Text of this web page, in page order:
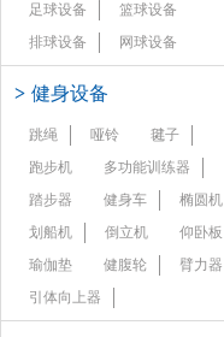
足球设备
篮球设备
排球设备
网球设备
> 健身设备
跳绳 哑铃
毽子
跑步机
多功能训练器
踏步器
健身车
椭圆机
划船机
倒立机
仰卧板
瑜伽垫
健腹轮
臂力器
引体向上器